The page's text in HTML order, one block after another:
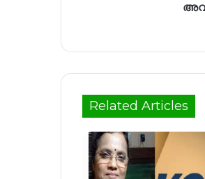
Related Articles